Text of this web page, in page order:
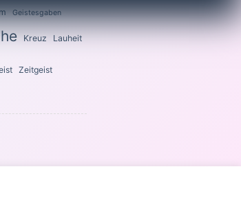
Geistesgaben
Kreuz Lauheit
Zeitgeist